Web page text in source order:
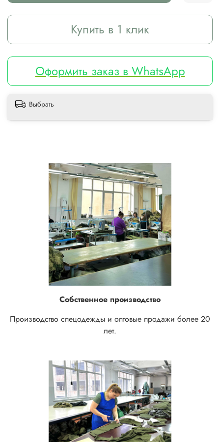
Купить в 1 клик
Оформить заказ в WhatsApp
Выбрать
Собственное производство
Производство спецодежды и оптовые продажи более 20
лет.